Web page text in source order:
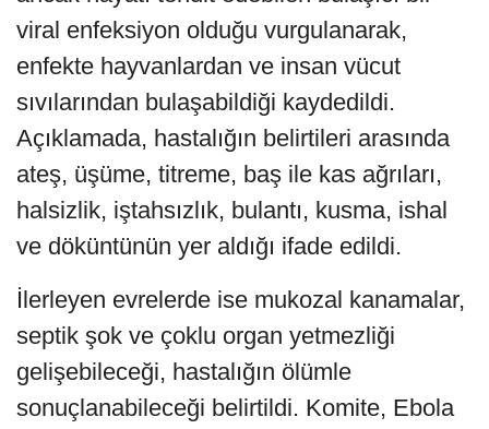
viral enfeksiyon olduğu vurgulanarak,
enfekte hayvanlardan ve insan vücut
sıvılarından bulaşabildiği kaydedildi.
Açıklamada, hastalığın belirtileri arasında
ateş, üşüme, titreme, baş ile kas ağrıları,
halsizlik, iştahsızlık, bulantı, kusma, ishal
ve döküntünün yer aldığı ifade edildi.
İlerleyen evrelerde ise mukozal kanamalar,
septik şok ve çoklu organ yetmezliği
gelişebileceği, hastalığın ölümle
sonuçlanabileceği belirtildi. Komite, Ebola